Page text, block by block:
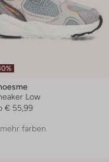
Low
€ 55,99
farben